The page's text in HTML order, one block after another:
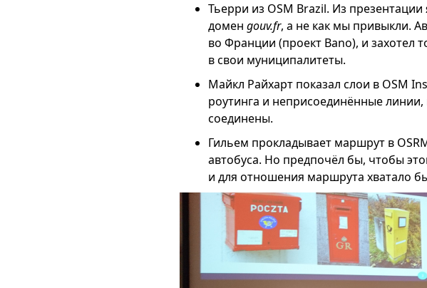
Тьерри из OSM Brazil. Из
домен gouv.fr, а не как мы привыкли.
во Франции (проект Bano), и захотел
в свои муниципалитеты.
Майкл Райхарт показал слои в OSM
роутинга и неприсоединённые
соединены.
Гильем прокладывает маршрут в
автобуса. Но предпочёл бы, чтобы
и для отношения маршрута хватало